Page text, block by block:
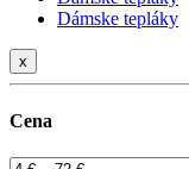
Dámske tepláky
x
Cena